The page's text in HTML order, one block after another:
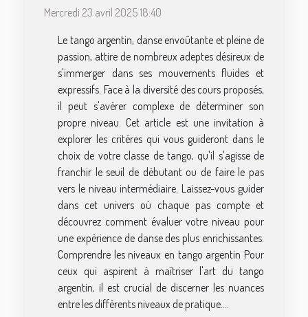
Mercredi 23 avril 2025 18:40
Le tango argentin, danse envoûtante et pleine de
passion, attire de nombreux adeptes désireux de
s'immerger dans ses mouvements fluides et
expressifs. Face à la diversité des cours proposés,
il peut s'avérer complexe de déterminer son
propre niveau. Cet article est une invitation à
explorer les critères qui vous guideront dans le
choix de votre classe de tango, qu'il s'agisse de
franchir le seuil de débutant ou de faire le pas
vers le niveau intermédiaire. Laissez-vous guider
dans cet univers où chaque pas compte et
découvrez comment évaluer votre niveau pour
une expérience de danse des plus enrichissantes.
Comprendre les niveaux en tango argentin Pour
ceux qui aspirent à maîtriser l'art du tango
argentin, il est crucial de discerner les nuances
entre les différents niveaux de pratique....